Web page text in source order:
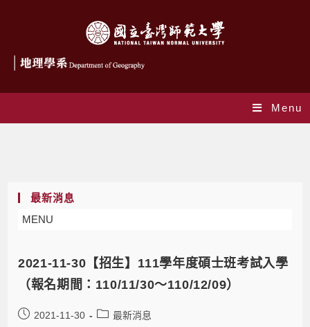
Menu
最新消息
MENU
2021-11-30【招生】111學年度碩士班考試入學
（報名期間：110/11/30～110/12/09）
2021-11-30 最新消息